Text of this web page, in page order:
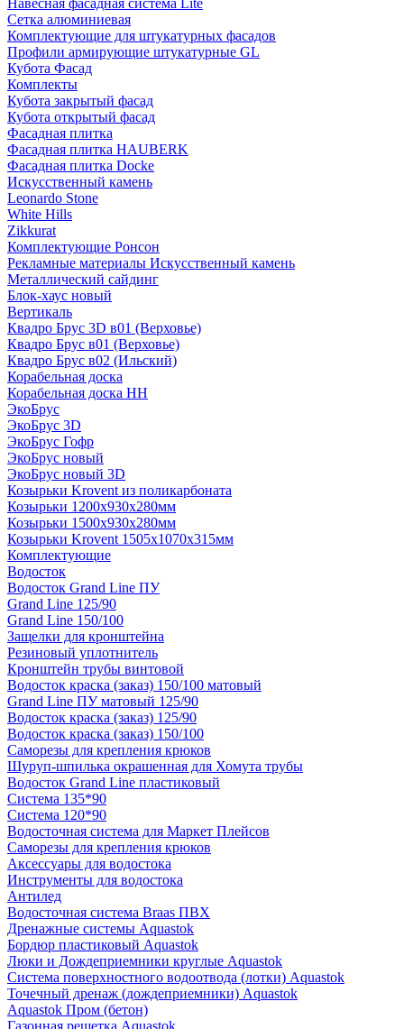
Навесная фасадная система Lite
Сетка алюминиевая
Комплектующие для штукатурных фасадов
Профили армирующие штукатурные GL
Кубота Фасад
Комплекты
Кубота закрытый фасад
Кубота открытый фасад
Фасадная плитка
Фасадная плитка HAUBERK
Фасадная плитка Docke
Искусственный камень
Leonardo Stone
White Hills
Zikkurat
Комплектующие Ронсон
Рекламные материалы Искусственный камень
Металлический сайдинг
Блок-хаус новый
Вертикаль
Квадро Брус 3D в01 (Верховье)
Квадро Брус в01 (Верховье)
Квадро Брус в02 (Ильский)
Корабельная доска
Корабельная доска НН
ЭкоБрус
ЭкоБрус 3D
ЭкоБрус Гофр
ЭкоБрус новый
ЭкоБрус новый 3D
Козырьки Krovent из поликарбоната
Козырьки 1200х930х280мм
Козырьки 1500х930х280мм
Козырьки Krovent 1505х1070х315мм
Комплектующие
Водосток
Водосток Grand Line ПУ
Grand Line 125/90
Grand Line 150/100
Защелки для кронштейна
Резиновый уплотнитель
Кронштейн трубы винтовой
Водосток краска (заказ) 150/100 матовый
Grand Line ПУ матовый 125/90
Водосток краска (заказ) 125/90
Водосток краска (заказ) 150/100
Саморезы для крепления крюков
Шуруп-шпилька окрашенная для Хомута трубы
Водосток Grand Line пластиковый
Система 135*90
Система 120*90
Водосточная система для Маркет Плейсов
Саморезы для крепления крюков
Аксессуары для водостока
Инструменты для водостока
Антилед
Водосточная система Braas ПВХ
Дренажные системы Aquastok
Бордюр пластиковый Aquastok
Люки и Дождеприемники круглые Aquastok
Система поверхностного водоотвода (лотки) Aquastok
Точечный дренаж (дождеприемники) Aquastok
Aquastok Пром (бетон)
Газонная решетка Aquastok